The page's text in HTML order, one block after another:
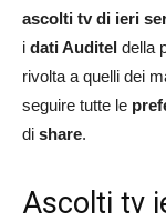
ascolti tv di ieri
i dati Auditel della
rivolta a quelli dei
seguire tutte le
di share.
Ascolti tv